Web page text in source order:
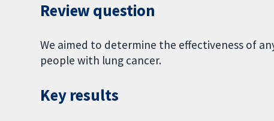
Review question
We aimed to determine the effectiveness of
people with lung cancer.
Key results